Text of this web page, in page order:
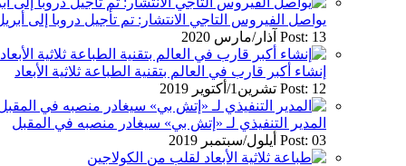
يواصل الفيروس التاجي الانتشار: تم تأجيل دروبا إلى أبريل
Post: 13 آذار/مارس 2020
إنشاء أكبر قارب في العالم بتقنية الطباعة ثلاثية الأبعاد
Post: 12 تشرين1/أكتوير 2019
المدير التنفيذي لـ «إتش بي» سيغادر منصبه في المقبل
Post: 03 أيلول/سبتمبر 2019